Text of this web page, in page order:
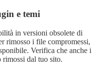
e temi
in versioni obsolete di
rimosso i file compromessi,
Verifica che anche i
dal tuo sito.